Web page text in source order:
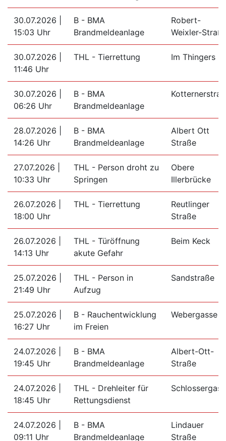
30.07.2026 |
15:03 Uhr
B - BMA
Brandmeldeanlage
Robert-
Weixler-
30.07.2026 |
11:46 Uhr
THL - Tierrettung Im Thingers
30.07.2026 |
06:26 Uhr
B - BMA
Brandmeldeanlage
28.07.2026 |
14:26 Uhr
B - BMA
Brandmeldeanlage
Albert Ott
Straße
27.07.2026 |
10:33 Uhr
THL - Person droht zu
Springen
Obere
Illerbrücke
26.07.2026 |
18:00 Uhr
THL - Tierrettung
Reutlinger
Straße
26.07.2026 |
14:13 Uhr
THL - Türöffnung
akute Gefahr
Beim Keck
25.07.2026 |
21:49 Uhr
THL - Person in
Aufzug
Sandstraße
25.07.2026 |
16:27 Uhr
B - Rauchentwicklung
im Freien
Webergasse
24.07.2026 |
19:45 Uhr
B - BMA
Brandmeldeanlage
Albert-Ott-
Straße
24.07.2026 |
18:45 Uhr
THL - Drehleiter für
Rettungsdienst
24.07.2026 |
09:11 Uhr
B - BMA
Brandmeldeanlage
Lindauer
Straße